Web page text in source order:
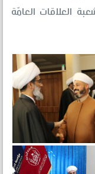
العلاقات العامّة